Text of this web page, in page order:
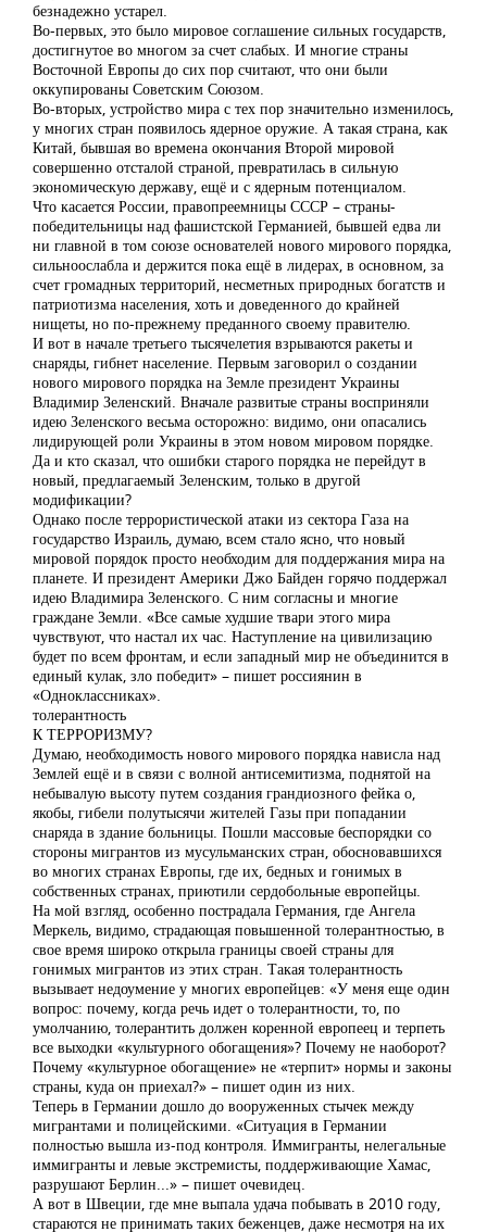
безнадежно устарел.
Во-первых, это было мировое соглашение сильных государств,
достигнутое во многом за счет слабых. И многие страны
Восточной Европы до сих пор считают, что они были
оккупированы Советским Союзом.
Во-вторых, устройство мира с тех пор значительно изменилось,
у многих стран появилось ядерное оружие. А такая страна, как
Китай, бывшая во времена окончания Второй мировой
совершенно отсталой страной, превратилась в сильную
экономическую державу, ещё и с ядерным потенциалом.
Что касается России, правопреемницы СССР – страны-
победительницы над фашистской Германией, бывшей едва ли
ни главной в том союзе основателей нового мирового порядка,
сильноослабла и держится пока ещё в лидерах, в основном, за
счет громадных территорий, несметных природных богатств и
патриотизма населения, хоть и доведенного до крайней
нищеты, но по-прежнему преданного своему правителю.
И вот в начале третьего тысячелетия взрываются ракеты и
снаряды, гибнет население. Первым заговорил о создании
нового мирового порядка на Земле президент Украины
Владимир Зеленский. Вначале развитые страны восприняли
идею Зеленского весьма осторожно: видимо, они опасались
лидирующей роли Украины в этом новом мировом порядке.
Да и кто сказал, что ошибки старого порядка не перейдут в
новый, предлагаемый Зеленским, только в другой
модификации?
Однако после террористической атаки из сектора Газа на
государство Израиль, думаю, всем стало ясно, что новый
мировой порядок просто необходим для поддержания мира на
планете. И президент Америки Джо Байден горячо поддержал
идею Владимира Зеленского. С ним согласны и многие
граждане Земли. «Все самые худшие твари этого мира
чувствуют, что настал их час. Наступление на цивилизацию
будет по всем фронтам, и если западный мир не объединится в
единый кулак, зло победит» – пишет россиянин в
«Одноклассниках».
толерантность
К ТЕРРОРИЗМУ?
Думаю, необходимость нового мирового порядка нависла над
Землей ещё и в связи с волной антисемитизма, поднятой на
небывалую высоту путем создания грандиозного фейка о,
якобы, гибели полутысячи жителей Газы при попадании
снаряда в здание больницы. Пошли массовые беспорядки со
стороны мигрантов из мусульманских стран, обосновавшихся
во многих странах Европы, где их, бедных и гонимых в
собственных странах, приютили сердобольные европейцы.
На мой взгляд, особенно пострадала Германия, где Ангела
Меркель, видимо, страдающая повышенной толерантностью, в
свое время широко открыла границы своей страны для
гонимых мигрантов из этих стран. Такая толерантность
вызывает недоумение у многих европейцев: «У меня еще один
вопрос: почему, когда речь идет о толерантности, то, по
умолчанию, толерантить должен коренной европеец и терпеть
все выходки «культурного обогащения»? Почему не наоборот?
Почему «культурное обогащение» не «терпит» нормы и законы
страны, куда он приехал?» – пишет один из них.
Теперь в Германии дошло до вооруженных стычек между
мигрантами и полицейскими. «Ситуация в Германии
полностью вышла из-под контроля. Иммигранты, нелегальные
иммигранты и левые экстремисты, поддерживающие Хамас,
разрушают Берлин...» – пишет очевидец.
А вот в Швеции, где мне выпала удача побывать в 2010 году,
стараются не принимать таких беженцев, даже несмотря на их